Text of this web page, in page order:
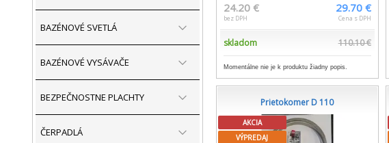
BAZÉNOVÉ SVETLÁ
BAZÉNOVÉ VYSÁVAČE
BEZPEČNOSTNE PLACHTY
ČERPADLÁ
24.20 €
bez DPH
29.70 €
Cena s DPH
skladom 110.10 €
Momentálne nie je k produktu žiadny popis.
Prietokomer D 110
AKCIA
VÝPREDAJ